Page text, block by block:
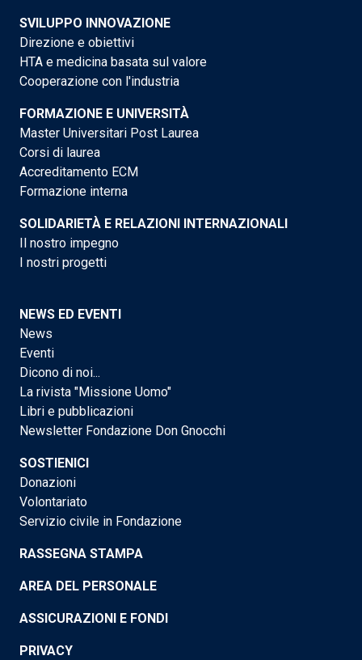
SVILUPPO INNOVAZIONE
Direzione e obiettivi
HTA e medicina basata sul valore
Cooperazione con l'industria
FORMAZIONE E UNIVERSITÀ
Master Universitari Post Laurea
Corsi di laurea
Accreditamento ECM
Formazione interna
SOLIDARIETÀ E RELAZIONI INTERNAZIONALI
Il nostro impegno
I nostri progetti
NEWS ED EVENTI
News
Eventi
Dicono di noi...
La rivista "Missione Uomo"
Libri e pubblicazioni
Newsletter Fondazione Don Gnocchi
SOSTIENICI
Donazioni
Volontariato
Servizio civile in Fondazione
RASSEGNA STAMPA
AREA DEL PERSONALE
ASSICURAZIONI E FONDI
PRIVACY